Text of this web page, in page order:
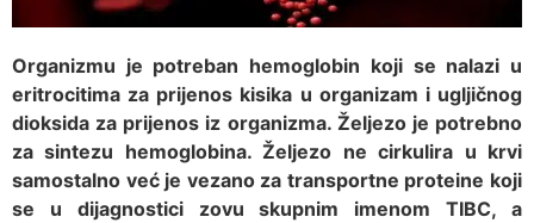
Organizmu je potreban hemoglobin koji se nalazi u
eritrocitima za prijenos kisika u organizam i ugljičnog
dioksida za prijenos iz organizma. Željezo je potrebno
za sintezu hemoglobina. Željezo ne cirkulira u krvi
samostalno već je vezano za transportne proteine koji
se u dijagnostici zovu skupnim imenom TIBC, a